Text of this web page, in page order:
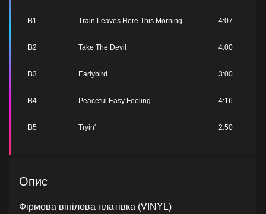
B1 Train Leaves Here This Morning 4:07
B2 Take The Devil 4:00
B3 Earlybird 3:00
B4 Peaceful Easy Feeling 4:16
B5 Tryin' 2:50
Опис
Фірмова вінілова платівка (VINYL)